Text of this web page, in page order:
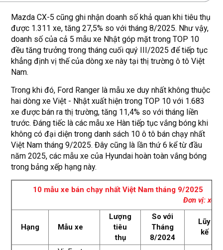
Mazda CX-5 cũng ghi nhận doanh số khả quan khi tiêu thụ
được 1.311 xe, tăng 27,5% so với tháng 8/2025. Như vậy,
doanh số của cả 5 mẫu xe Nhật góp mặt trong TOP 10
đều tăng trưởng trong tháng cuối quý III/2025 để tiếp tục
khẳng định vị thế của dòng xe này tại thị trường ô tô Việt
Nam.
Trong khi đó, Ford Ranger là mẫu xe duy nhất không thuộc
hai dòng xe Việt - Nhật xuất hiện trong TOP 10 với 1.683
xe được bán ra thị trường, tăng 11,4% so với tháng liền
trước. Đáng tiếc là các mẫu xe Hàn tiếp tục vắng bóng khi
không có đại diện trong danh sách 10 ô tô bán chạy nhất
Việt Nam tháng 9/2025. Đây cũng là lần thứ 6 kể từ đầu
năm 2025, các mẫu xe của Hyundai hoàn toàn vắng bóng
trong bảng xếp hạng này.
10 mẫu xe bán chạy nhất Việt Nam tháng 9/2025
Đơn vị: xe
Hạng Mẫu xe
Lượng
tiêu
thụ
So với
Tháng
8/2024
Lũy
kế